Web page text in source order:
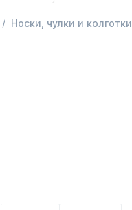
Носки, чулки и колготки